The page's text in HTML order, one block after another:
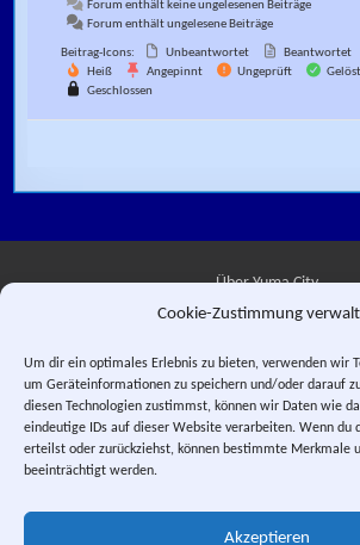
Cookie-Zustimmung
Um dir ein optimales Erlebnis zu bieten, verwenden wir
um Geräteinformationen zu speichern und/oder darauf
diesen Technologien zustimmst, können wir Daten wie
eindeutige IDs auf dieser Website verarbeiten. Wenn du
erteilst oder zurückziehst, können bestimmte Merkmale
beeinträchtigt werden.
Akzeptieren
Forum enthält keine ungelesenen Beiträge
Forum enthält ungelesene Beiträge
Beitrag-Icons: Unbeantwortet Beantwortet
Heiß
Angepinnt Ungeprüft Gelöst
Geschlossen
Über Yuma City
Datenschutzerklärung
Impressum
Instagram
E-Mail
RSS-Feed